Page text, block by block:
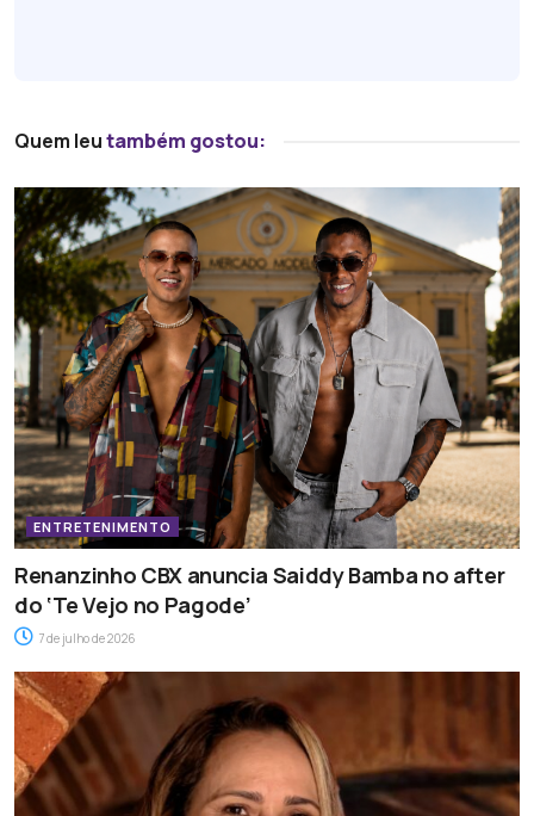
Quem leutambém gostou:
ENTRETENIMENTO
Renanzinho CBX anuncia Saiddy Bamba no after
do ‘Te Vejo no Pagode’
7 de julho de 2026